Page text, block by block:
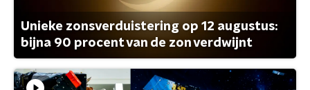
Unieke zonsverduistering op 12 augustus:
bijna 90 procent van de zon verdwijnt